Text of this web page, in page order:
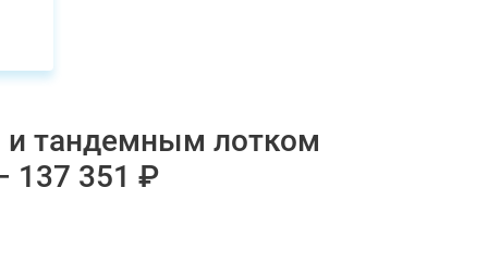
и тандемным лотком
137 351 ₽